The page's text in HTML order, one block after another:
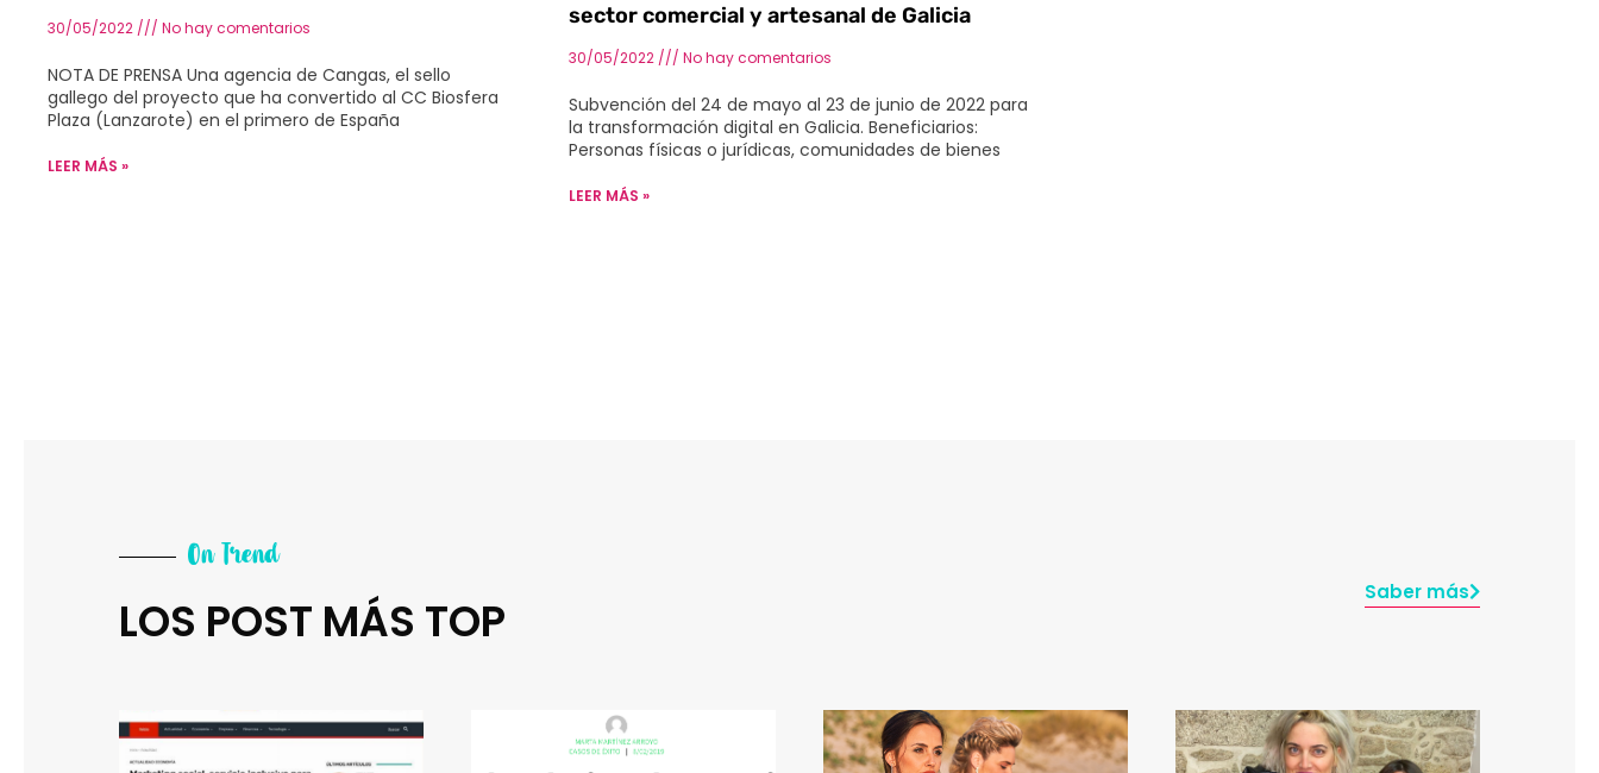
30/05/2022 No hay comentarios
NOTA DE PRENSA Una agencia de Cangas, el sello
gallego del proyecto que ha convertido al CC Biosfera
Plaza (Lanzarote) en el primero de España
LEER MÁS »
sector comercial y artesanal de Galicia
30/05/2022 No hay comentarios
Subvención del 24 de mayo al 23 de junio de 2022 para
la transformación digital en Galicia. Beneficiarios:
Personas físicas o jurídicas, comunidades de bienes
LEER MÁS »
On Trend
LOS POST MÁS TOP Saber más